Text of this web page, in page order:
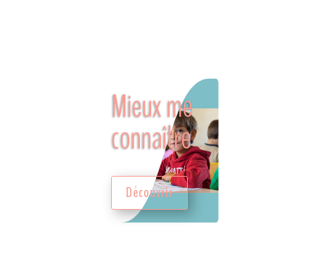
Mieux me
connaître
Découvrir